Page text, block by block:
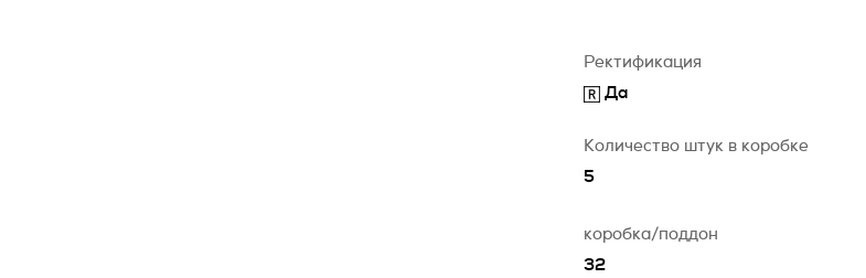
Ректификация
Да
Количество штук в коробке
5
коробка/поддон
32